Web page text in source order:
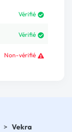
Vérifié
Vérifié
Non-vérifié
> Vekra